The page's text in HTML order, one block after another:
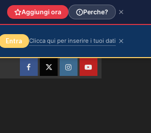
FacebookTwitterInstagramYouTube
Aggiungi ora Perche?
Entra Clicca qui per inserire i tuoi dati